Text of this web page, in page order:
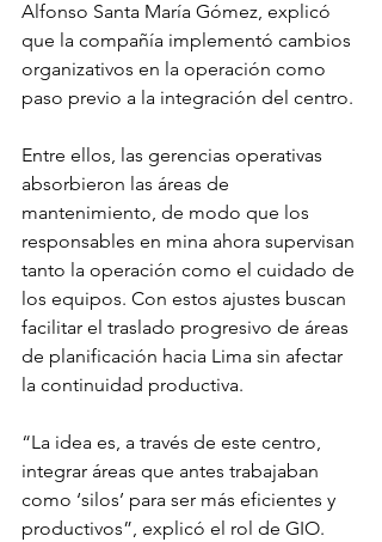
Alfonso Santa María Gómez, explicó
que la compañía implementó cambios
organizativos en la operación como
paso previo a la integración del centro.
Entre ellos, las gerencias operativas
absorbieron las áreas de
mantenimiento, de modo que los
responsables en mina ahora supervisan
tanto la operación como el cuidado de
los equipos. Con estos ajustes buscan
facilitar el traslado progresivo de áreas
de planificación hacia Lima sin afectar
la continuidad productiva.
“La idea es, a través de este centro,
integrar áreas que antes trabajaban
como ‘silos’ para ser más eficientes y
productivos”, explicó el rol de GIO.